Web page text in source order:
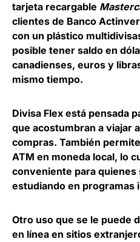
tarjeta recargable
clientes de Banco
con un plástico
posible tener saldo en
canadienses, euros y
mismo tiempo.
Divisa Flex está pensada
que acostumbran a viajar
compras. También
ATM en moneda local, lo
conveniente para quienes
estudiando en programas
Otro uso que se le puede
en línea en sitios